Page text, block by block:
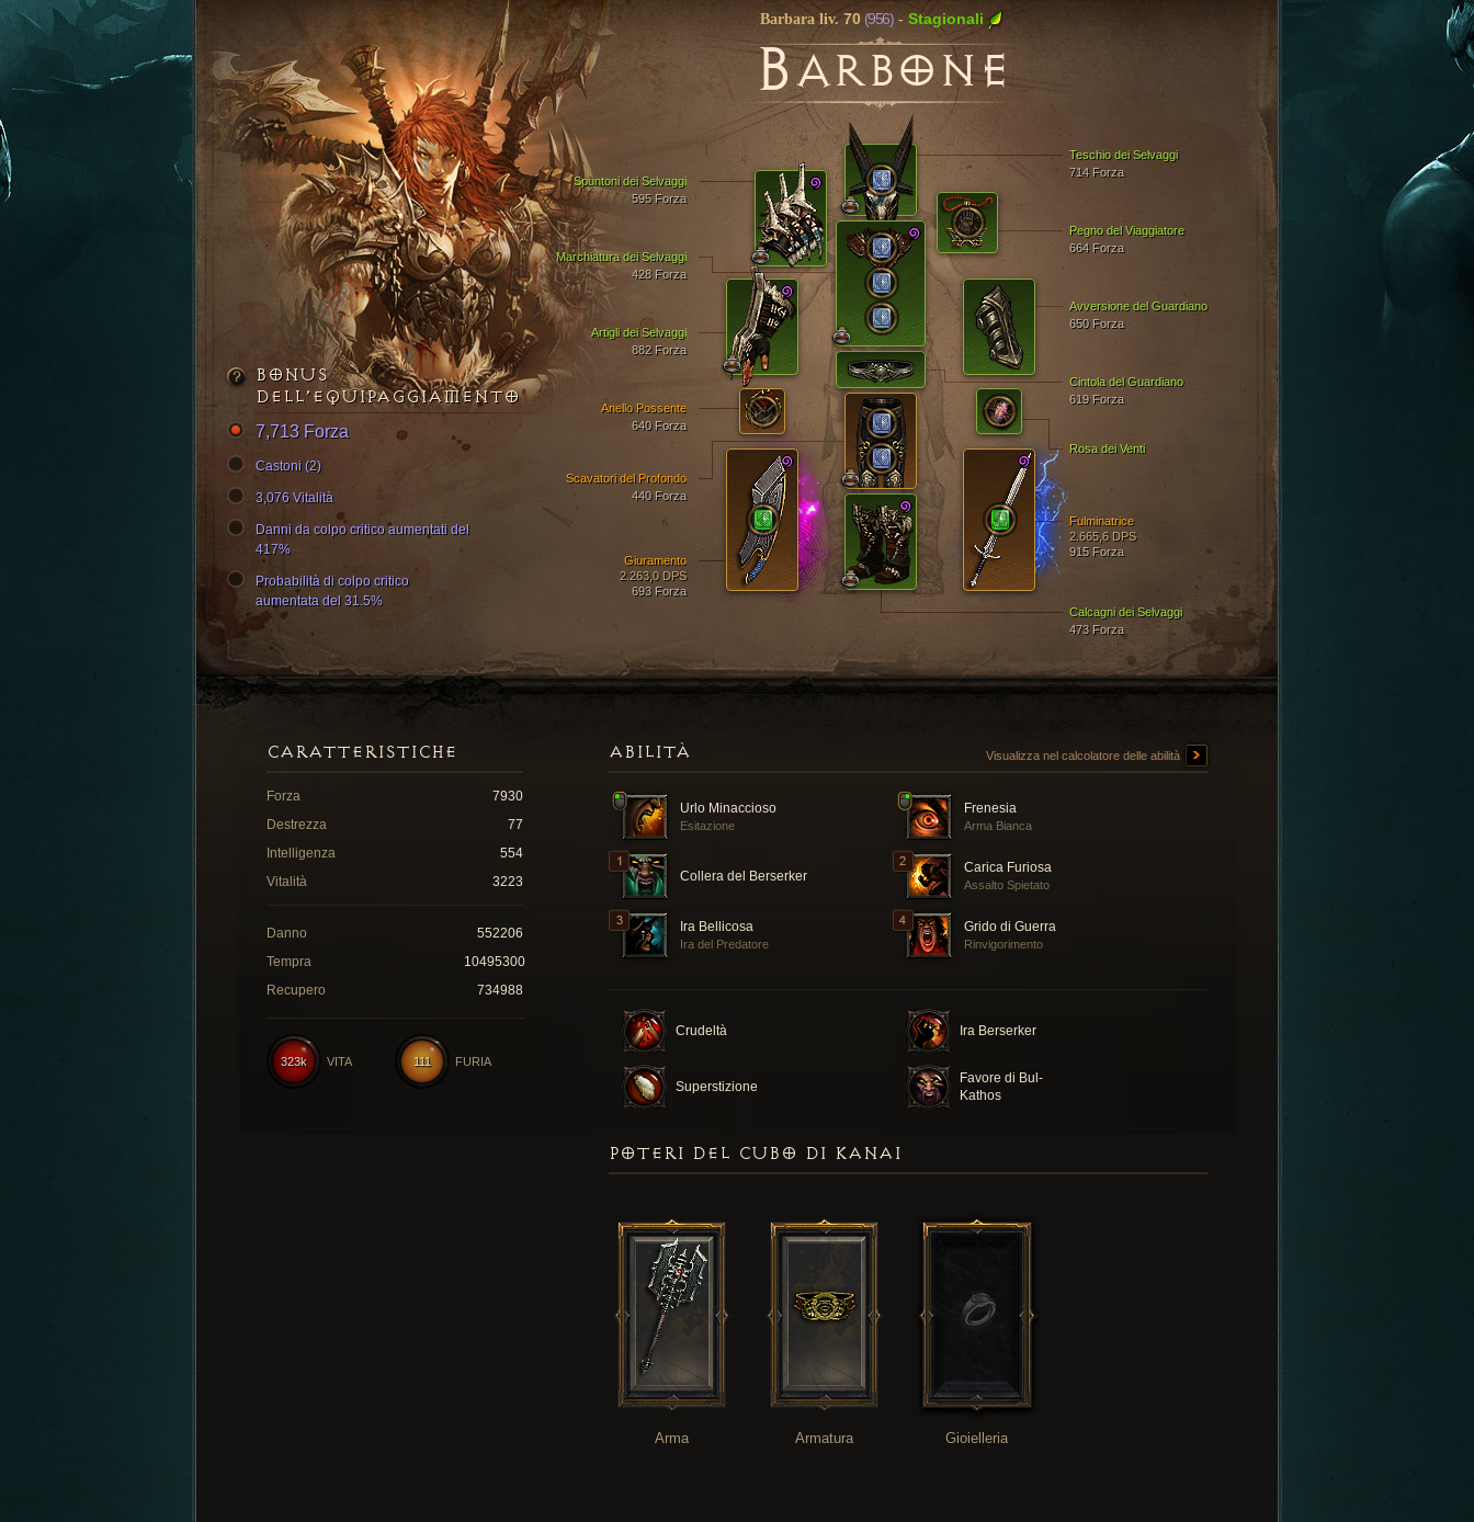
Barbara liv.70 (956) - Stagionali
BARBONE
Teschio dei Selvaggi
714 Forza
Marchiatura dei Selvaggi
428 Forza
Calcagni dei Selvaggi
473 Forza
Artigli dei Selvaggi
882 Forza
Spuntoni dei Selvaggi
595 Forza
Scavatori del Profondo
440 Forza
Avversione del Guardiano
650 Forza
Giuramento
2.263,0 DPS
693 Forza
Fulminatrice
2.665,6 DPS
915 Forza
Cintola del Guardiano
619 Forza
Rosa dei Venti
Anello Possente
640 Forza
Pegno del Viaggiatore
664 Forza
BONUS
DELL’EQUIPAGGIAMENTO
7,713 Forza
Castoni (2)
3,076 Vitalità
Danni da colpo critico aumentati del
417%
Probabilità di colpo critico
aumentata del 31.5%
ABILITÀ Visualizza nel calcolatore delle abilità
Urlo Minaccioso
Esitazione
Frenesia
Arma Bianca
Collera del Berserker
Carica Furiosa
Assalto Spietato
Ira Bellicosa
Ira del Predatore
Grido di Guerra
Rinvigorimento
Crudeltà Ira Berserker
Superstizione
Favore di Bul-
Kathos
CARATTERISTICHE
Forza
7930
Destrezza
77
Intelligenza
554
Vitalità
3223
Danno
552206
Tempra
10495300
Recupero
734988
111 FURIA
323k VITA
POTERI DEL CUBO DI KANAI
Arma Armatura Gioielleria